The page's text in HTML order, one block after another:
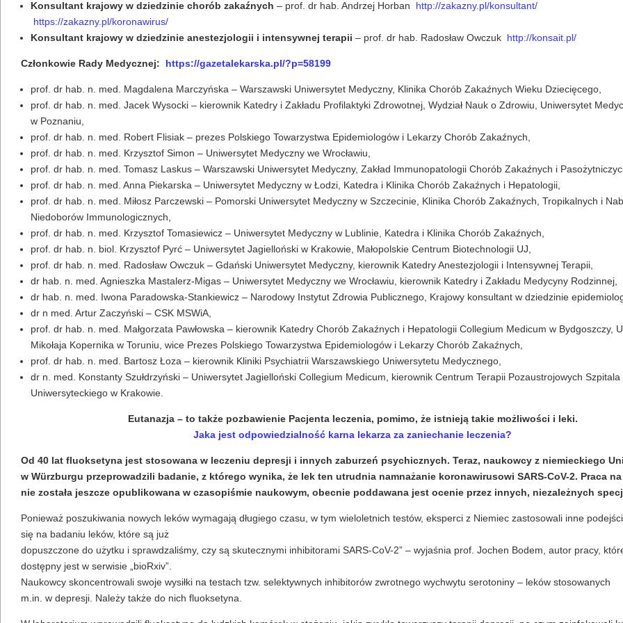
Konsultant krajowy w dziedzinie chorób zakaźnych – prof. dr hab. Andrzej Horban
http://zakazny.pl/konsultant/
https://zakazny.pl/koronawirus/
Konsultant krajowy w dziedzinie anestezjologii i intensywnej terapii – prof. dr hab. Radosław Owczuk http://konsait.pl/
Członkowie Rady Medycznej: https://gazetalekarska.pl/?p=58199
prof. dr hab. n. med. Magdalena Marczyńska – Warszawski Uniwersytet Medyczny, Klinika Chorób Zakaźnych Wieku Dziecięcego,
prof. dr hab. n. med. Jacek Wysocki – kierownik Katedry i Zakładu Profilaktyki Zdrowotnej, Wydział Nauk o Zdrowiu, Uniwersytet
w Poznaniu,
prof. dr hab. n. med. Robert Flisiak – prezes Polskiego Towarzystwa Epidemiologów i Lekarzy Chorób Zakaźnych,
prof. dr hab. n. med. Krzysztof Simon – Uniwersytet Medyczny we Wrocławiu,
prof. dr hab. n. med. Tomasz Laskus – Warszawski Uniwersytet Medyczny, Zakład Immunopatologii Chorób Zakaźnych i
prof. dr hab. n. med. Anna Piekarska – Uniwersytet Medyczny w Łodzi, Katedra i Klinika Chorób Zakaźnych i Hepatologii,
prof. dr hab. n. med. Miłosz Parczewski – Pomorski Uniwersytet Medyczny w Szczecinie, Klinika Chorób Zakaźnych, Tropikalnych i
Niedoborów Immunologicznych,
prof. dr hab. n. med. Krzysztof Tomasiewicz – Uniwersytet Medyczny w Lublinie, Katedra i Klinika Chorób Zakaźnych,
prof. dr hab. n. biol. Krzysztof Pyrć – Uniwersytet Jagielloński w Krakowie, Małopolskie Centrum Biotechnologii UJ,
prof. dr hab. n. med. Radosław Owczuk – Gdański Uniwersytet Medyczny, kierownik Katedry Anestezjologii i Intensywnej Terapii,
dr hab. n. med. Agnieszka Mastalerz-Migas – Uniwersytet Medyczny we Wrocławiu, kierownik Katedry i Zakładu Medycyny Rodzinnej,
dr hab. n. med. Iwona Paradowska-Stankiewicz – Narodowy Instytut Zdrowia Publicznego, Krajowy konsultant w dziedzinie
dr n med. Artur Zaczyński – CSK MSWiA,
prof. dr hab. n. med. Małgorzata Pawłowska – kierownik Katedry Chorób Zakaźnych i Hepatologii Collegium Medicum w Bydgoszczy,
Mikołaja Kopernika w Toruniu, wice Prezes Polskiego Towarzystwa Epidemiologów i Lekarzy Chorób Zakaźnych,
prof. dr hab. n. med. Bartosz Łoza – kierownik Kliniki Psychiatrii Warszawskiego Uniwersytetu Medycznego,
dr n. med. Konstanty Szułdrzyński – Uniwersytet Jagielloński Collegium Medicum, kierownik Centrum Terapii Pozaustrojowych Szpitala
Uniwersyteckiego w Krakowie.
Eutanazja – to także pozbawienie Pacjenta leczenia, pomimo, że istnieją takie możliwości i leki.
Jaka jest odpowiedzialność karna lekarza za zaniechanie leczenia?
Od 40 lat fluoksetyna jest stosowana w leczeniu depresji i innych zaburzeń psychicznych. Teraz, naukowcy z niemieckiego
w Würzburgu przeprowadzili badanie, z którego wynika, że lek ten utrudnia namnażanie koronawirusowi SARS-CoV-2. Praca
nie została jeszcze opublikowana w czasopiśmie naukowym, obecnie poddawana jest ocenie przez innych, niezależnych
Ponieważ poszukiwania nowych leków wymagają długiego czasu, w tym wieloletnich testów, eksperci z Niemiec zastosowali inne
się na badaniu leków, które są już
dopuszczone do użytku i sprawdzaliśmy, czy są skutecznymi inhibitorami SARS-CoV-2” – wyjaśnia prof. Jochen Bodem, autor pracy,
dostępny jest w serwisie „bioRxiv”.
Naukowcy skoncentrowali swoje wysiłki na testach tzw. selektywnych inhibitorów zwrotnego wychwytu serotoniny – leków stosowanych
m.in. w depresji. Należy także do nich fluoksetyna.